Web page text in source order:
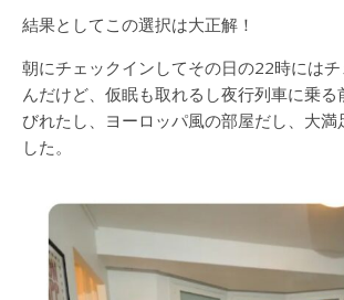
結果としてこの選択は大正解！
朝にチェックインしてその日の22時には
んだけど、仮眠も取れるし夜行列車に乗る
びれたし、ヨーロッパ風の部屋だし、大満
した。